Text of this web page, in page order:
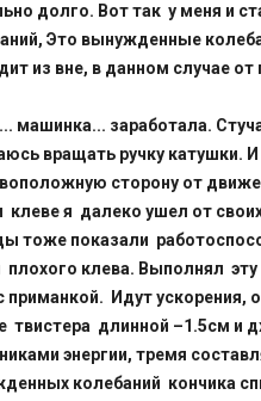
долго. Вот так у меня и
Это вынужденные
из вне, в данном случае от
машинка... заработала.
вращать ручку катушки.
сторону от
клеве я далеко ушел от
тоже показали
плохого клева. Выполнял
приманкой. Идут ускорения,
твистера длинной –1.5см и
энергии, тремя
колебаний кончика